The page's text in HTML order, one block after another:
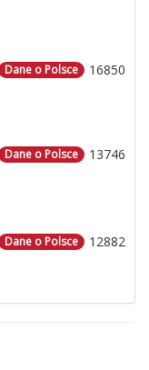
16850
Dane o Polsce
13746
Dane o Polsce
12882
Dane o Polsce